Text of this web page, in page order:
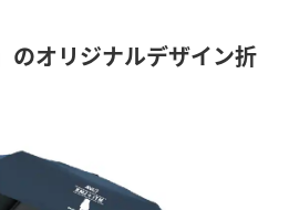
のオリジナルデザイン折